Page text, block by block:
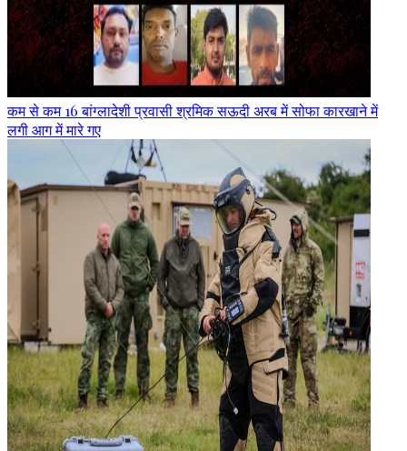
कम से कम 16 बांग्लादेशी प्रवासी श्रमिक सऊदी अरब में सोफा कारखाने में
लगी आग में मारे गए